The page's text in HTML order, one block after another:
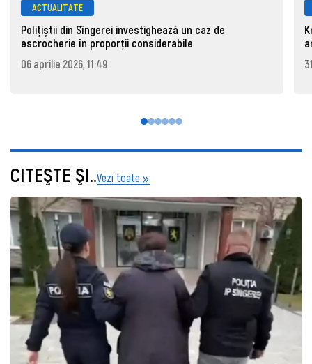
ACTUALITATE
Polițiștii din Sîngerei investighează un caz de
escrocherie în proporții considerabile
06 aprilie 2026, 11:49
CITEŞTE ŞI..Vezi toate